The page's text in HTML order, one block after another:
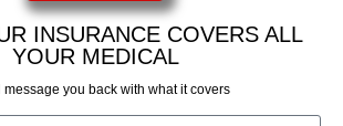
INSURANCE COVERS ALL
YOUR MEDICAL
message you back with what it covers